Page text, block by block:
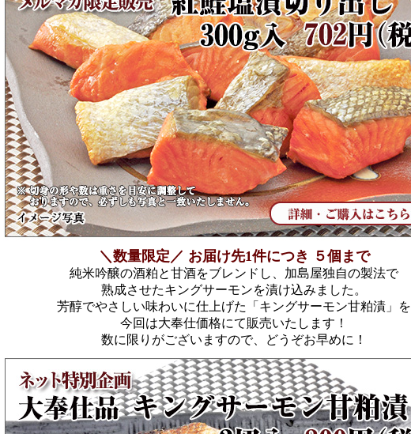
＼数量限定／ お届け先1件につき ５個まで
純米吟醸の酒粕と甘酒をブレンドし、加島屋独自の製法で
熟成させたキングサーモンを漬け込みました。
芳醇でやさしい味わいに仕上げた「キングサーモン甘粕漬」を
今回は大奉仕価格にて販売いたします！
数に限りがございますので、どうぞお早めに！